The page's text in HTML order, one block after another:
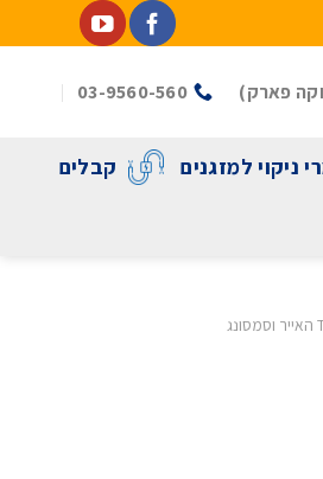
03-9560-560
ניקוי למזגנים קבלים